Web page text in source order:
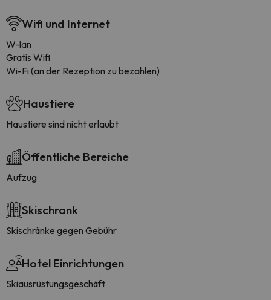
Wifi und Internet
W-lan
Gratis Wifi
Wi-Fi (an der Rezeption zu bezahlen)
Haustiere
Haustiere sind nicht erlaubt
Öffentliche Bereiche
Aufzug
Skischrank
Skischränke gegen Gebühr
Hotel Einrichtungen
Skiausrüstungsgeschäft